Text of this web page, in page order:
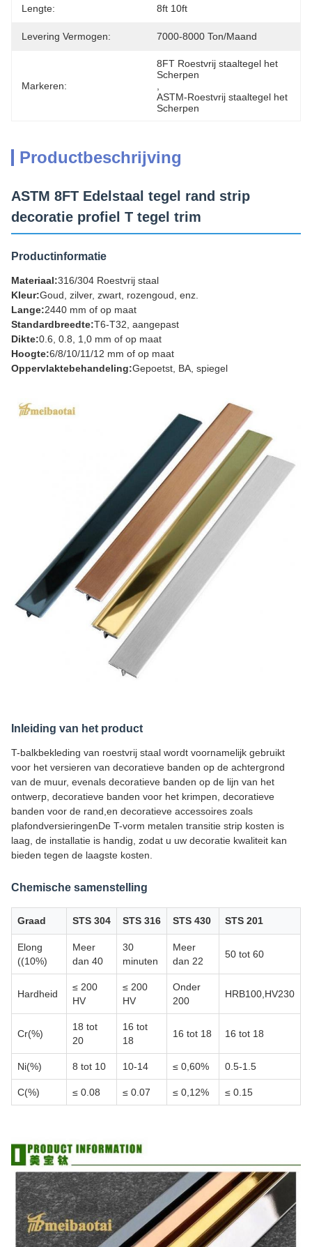
Lengte: 8ft 10ft
Levering Vermogen: 7000-8000 Ton/maand
Markeren:
8FT Roestvrij staaltegel het
Scherpen
ASTM-Roestvrij staaltegel het
Scherpen
Productbeschrijving
ASTM 8FT Edelstaal tegel rand strip
decoratie profiel T tegel trim
Productinformatie
Materiaal:316/304 Roestvrij staal
Kleur:Goud, zilver, zwart, rozengoud, enz.
Lange:2440 mm of op maat
Standardbreedte:T6-T32, aangepast
Dikte:0.6, 0.8, 1,0 mm of op maat
Hoogte:6/8/10/11/12 mm of op maat
Oppervlaktebehandeling:Gepoetst, BA, spiegel
Inleiding van het product
T-balkbekleding van roestvrij staal wordt voornamelijk gebruikt
voor het versieren van decoratieve banden op de achtergrond
van de muur, evenals decoratieve banden op de lijn van het
ontwerp, decoratieve banden voor het krimpen, decoratieve
banden voor de rand,en decoratieve accessoires zoals
plafondversieringenDe T-vorm metalen transitie strip kosten is
laag, de installatie is handig, zodat u uw decoratie kwaliteit kan
bieden tegen de laagste kosten.
Chemische samenstelling
Graad STS 304 STS 316 STS 430 STS 201
Elong
((10%)
Meer
dan 40
30
minuten
Meer
dan 22
50 tot 60
Hardheid
≤ 200
HV
≤ 200
HV
Onder
200
HRB100,HV230
Cr(%)
18 tot
20
16 tot
18
16 tot 18 16 tot 18
Ni(%) 8 tot 10 10-14 ≤ 0,60% 0.5-1.5
C(%) ≤ 0.08 ≤ 0.07 ≤ 0,12% ≤ 0.15